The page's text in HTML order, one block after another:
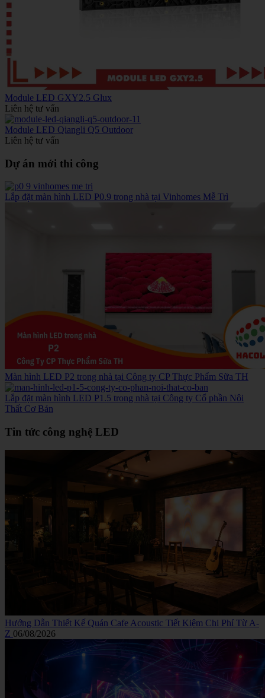
Module LED GXY2.5 Glux
Liên hệ tư vấn
Module LED Qiangli Q5 Outdoor
Liên hệ tư vấn
Dự án mới thi công
Lắp đặt màn hình LED P0.9 trong nhà tại Vinhomes Mễ Trì
Màn hình LED P2 trong nhà tại Công ty CP Thực Phẩm Sữa TH
Lắp đặt màn hình LED P1.5 trong nhà tại Công ty Cổ phần Nội
Thất Cơ Bản
Tin tức công nghệ LED
Hướng Dẫn Thiết Kế Quán Cafe Acoustic Tiết Kiệm Chi Phí Từ A-
Z 06/08/2026